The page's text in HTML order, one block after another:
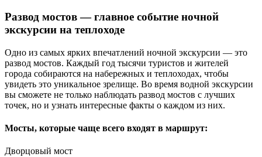
Развод мостов — главное событие ночной
экскурсии на теплоходе
Одно из самых ярких впечатлений ночной экскурсии — это
развод мостов. Каждый год тысячи туристов и жителей
города собираются на набережных и теплоходах, чтобы
увидеть это уникальное зрелище. Во время водной экскурсии
вы сможете не только наблюдать развод мостов с лучших
точек, но и узнать интересные факты о каждом из них.
Мосты, которые чаще всего входят в маршрут:
Дворцовый мост